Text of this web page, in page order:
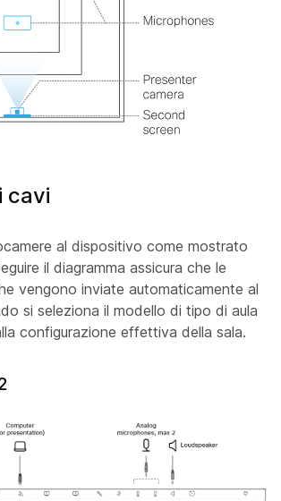
cavi
al dispositivo come mostrato
il diagramma assicura che le
vengono inviate automaticamente al
si seleziona il modello di tipo di aula
configurazione effettiva della sala.